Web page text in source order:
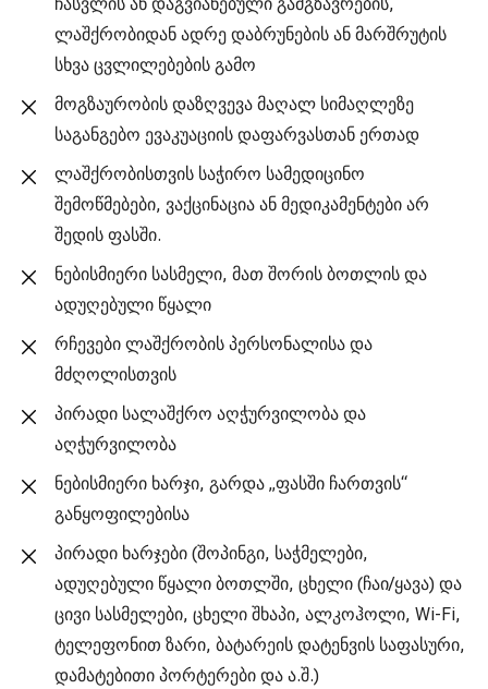
ლაშქრობიდან ადრე დაბრუნების ან მარშრუტის
სხვა ცვლილებების გამო
მოგზაურობის დაზღვევა მაღალ სიმაღლეზე
საგანგებო ევაკუაციის დაფარვასთან ერთად
ლაშქრობისთვის საჭირო სამედიცინო
შემოწმებები, ვაქცინაცია ან მედიკამენტები არ
შედის ფასში.
ნებისმიერი სასმელი, მათ შორის ბოთლის და
ადუღებული წყალი
რჩევები ლაშქრობის პერსონალისა და
მძღოლისთვის
პირადი სალაშქრო აღჭურვილობა და
აღჭურვილობა
ნებისმიერი ხარჯი, გარდა „ფასში ჩართვის“
განყოფილებისა
პირადი ხარჯები (შოპინგი, საჭმელები,
ადუღებული წყალი ბოთლში, ცხელი (ჩაი/ყავა) და
ცივი სასმელები, ცხელი შხაპი, ალკოჰოლი, Wi-Fi,
ტელეფონით ზარი, ბატარეის დატენვის საფასური,
დამატებითი პორტერები და ა.შ.)